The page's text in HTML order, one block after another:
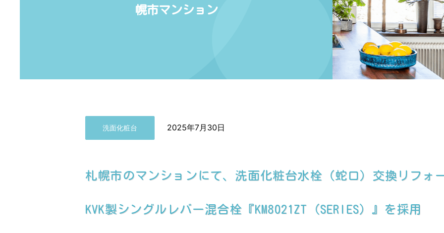
幌市マンション
洗面化粧台 2025年7月30日
札幌市のマンションにて、洗面化粧台水栓（蛇口）交換リフォ
KVK製シングルレバー混合栓『KM8021ZT（SERIES）』を採用